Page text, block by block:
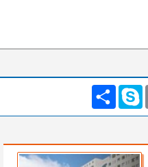
انشر Skype